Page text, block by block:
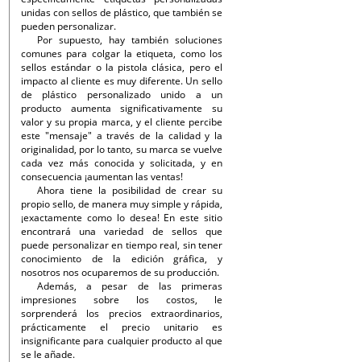
unidas con sellos de plástico, que también se
pueden personalizar.
Por supuesto, hay también soluciones
comunes para colgar la etiqueta, como los
sellos estándar o la pistola clásica, pero el
impacto al cliente es muy diferente. Un sello
de plástico personalizado unido a un
producto aumenta significativamente su
valor y su propia marca, y el cliente percibe
este "mensaje" a través de la calidad y la
originalidad, por lo tanto, su marca se vuelve
cada vez más conocida y solicitada, y en
consecuencia ¡aumentan las ventas!
Ahora tiene la posibilidad de crear su
propio sello, de manera muy simple y rápida,
¡exactamente como lo desea! En este sitio
encontrará una variedad de sellos que
puede personalizar en tiempo real, sin tener
conocimiento de la edición gráfica, y
nosotros nos ocuparemos de su producción.
Además, a pesar de las primeras
impresiones sobre los costos, le
sorprenderá los precios extraordinarios,
prácticamente el precio unitario es
insignificante para cualquier producto al que
se le añade.